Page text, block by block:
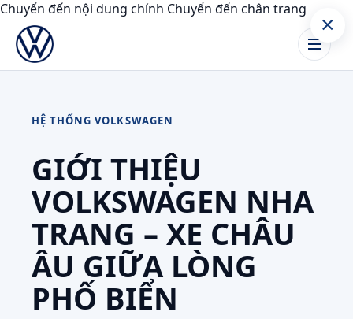
Chuyển đến nội dung chính Chuyển đến chân trang
HỆ THỐNG VOLKSWAGEN
GIỚI THIỆU
VOLKSWAGEN NHA
TRANG – XE CHÂU
ÂU GIỮA LÒNG
PHỐ BIỂN
×